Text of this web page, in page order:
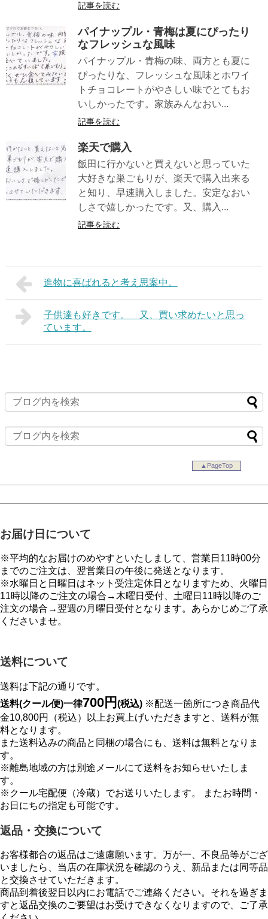
記事を読む
パイナップル・青梅は夏にぴったり
なフレッシュな風味
パイナップル・青梅の味、両方とも夏に
ぴったりな、フレッシュな風味とホワイ
トチョコレートがやさしい味でとてもお
いしかったです。家族みんなおい...
記事を読む
楽天で購入
飯田に行かないと買えないと思っていた
大好きな巣ごもりが、楽天で購入出来る
と知り、早速購入しました。安定なおい
しさで嬉しかったです。又、購入...
記事を読む
進物に喜ばれると考え思案中。
子供達も好きです。 又、買い求めたいと思っ
ています。
▲PageTop
お届け日について
※平均的なお届けのめやすといたしまして、営業日11時00分
までのご注文は、翌営業日の午後に発送となります。
※水曜日と日曜日はネット受注定休日となりますため、火曜日
11時以降のご注文の場合→木曜日受付、土曜日11時以降のご
注文の場合→翌週の月曜日受付となります。あらかじめご了承
くださいませ。
送料について
送料は下記の通りです。
送料(クール便)一律700円 (税込) ※配送一箇所につき商品代
金10,800円（税込）以上お買上げいただきますと、送料が無
料となります。
また送料込みの商品と同梱の場合にも、送料は無料となりま
す。
※離島地域の方は別途メールにて送料をお知らせいたしま
す。
※クール宅配便（冷蔵）でお送りいたします。 またお時間・
お日にちの指定も可能です。
返品・交換について
お客様都合の返品はご遠慮願います。万が一、不良品等がござ
いましたら、当店の在庫状況を確認のうえ、新品または同等品
と交換させていただきます。
商品到着後翌日以内にお電話でご連絡ください。それを過ぎま
すと返品交換のご要望はお受けできなくなりますので、ご了承